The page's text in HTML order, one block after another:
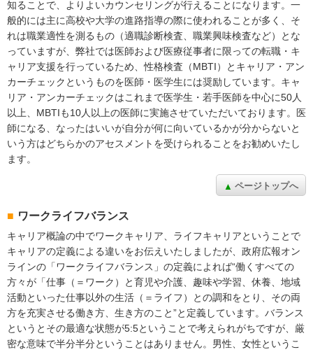
知ることで、よりよいカウンセリングが行えることになります。一
般的には主に高校や大学の進路指導の際に使われることが多く、そ
れは職業適性を測るもの（適職診断検査、職業興味検査など）とな
っていますが、弊社では医師および医療従事者に限っての転職・キ
ャリア支援を行っているため、性格検査（MBTI）とキャリア・アン
カーチェックというものを医師・医学生には奨励しています。キャ
リア・アンカーチェックはこれまで医学生・若手医師を中心に50人
以上、MBTIも10人以上の医師に実施させていただいております。医
師になる、なったはいいが自分が何に向いているかが分からないと
いう方はどちらかのアセスメントを受けられることをお勧めいたし
ます。
ページトップへ
ワークライフバランス
キャリア概論の中でワークキャリア、ライフキャリアということで
キャリアの定義による違いをお伝えいたしましたが、政府広報オン
ラインの「ワークライフバランス」の定義によれば“働くすべての
方々が「仕事（＝ワーク）と育児や介護、趣味や学習、休養、地域
活動といった仕事以外の生活（＝ライフ）との調和をとり、その両
方を充実させる働き方、生き方のこと”と定義しています。バランス
というとその最適な状態が5:5ということで考えられがちですが、厳
密な意味で半分半分ということはありません。男性、女性というこ